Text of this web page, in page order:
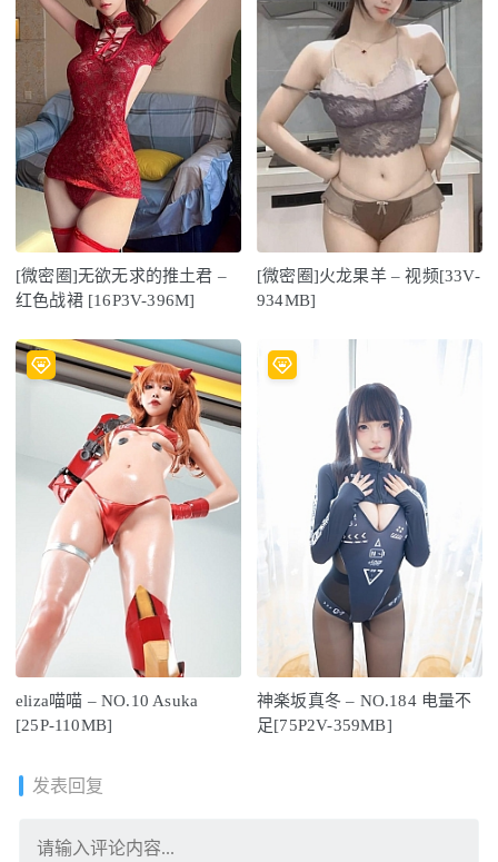
[微密圈]无欲无求的推土君 –
红色战裙 [16P3V-396M]
[微密圈]火龙果羊 – 视频[33V-
934MB]
eliza喵喵 – NO.10 Asuka
[25P-110MB]
神楽坂真冬 – NO.184 电量不
足[75P2V-359MB]
发表回复